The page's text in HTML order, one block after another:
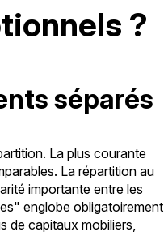
?
séparés
La plus courante
La répartition au
importante entre les
englobe obligatoirement
de capitaux mobiliers,